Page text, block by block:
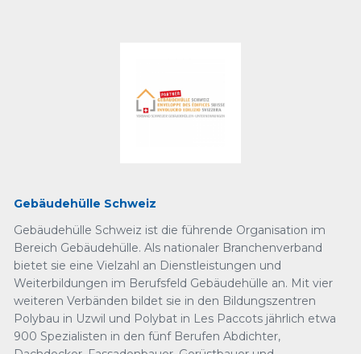
Gebäudehülle Schweiz
Gebäudehülle Schweiz ist die führende Organisation im
Bereich Gebäudehülle. Als nationaler Branchenverband
bietet sie eine Vielzahl an Dienstleistungen und
Weiterbildungen im Berufsfeld Gebäudehülle an. Mit vier
weiteren Verbänden bildet sie in den Bildungszentren
Polybau in Uzwil und Polybat in Les Paccots jährlich etwa
900 Spezialisten in den fünf Berufen Abdichter,